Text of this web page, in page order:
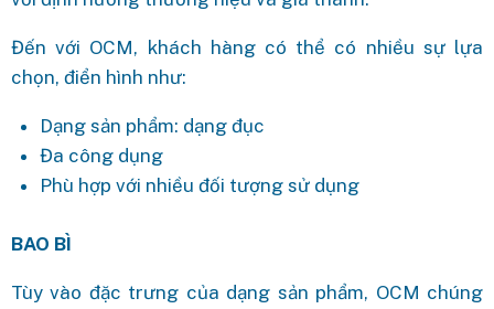
Đến với OCM, khách hàng có thể có nhiều sự lựa
chọn, điển hình như:
Dạng sản phẩm: dạng đục
Đa công dụng
Phù hợp với nhiều đối tượng sử dụng
BAO BÌ
Tùy vào đặc trưng của dạng sản phẩm, OCM chúng